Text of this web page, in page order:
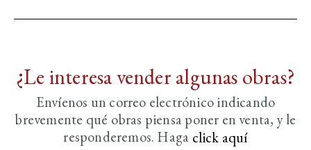
¿Le interesa vender algunas obras?
Envíenos un correo electrónico indicando
brevemente qué obras piensa poner en venta, y le
responderemos. Haga click aquí­